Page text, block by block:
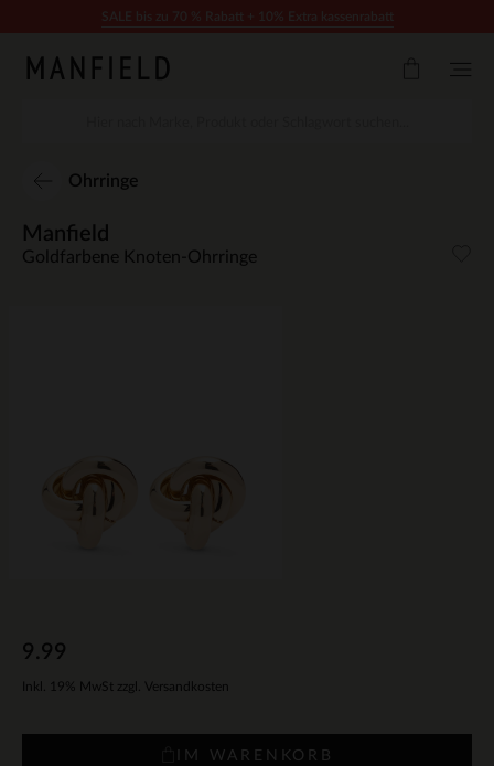
Ohrringe
Manfield
Goldfarbene Knoten-Ohrringe
9.99
Inkl. 19% MwSt zzgl. Versandkosten
IM WARENKORB